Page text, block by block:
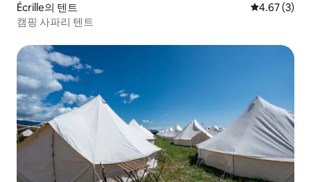
Écrille의 텐트 평점 4.67점
4.67 (3)
캠핑 사파리 텐트